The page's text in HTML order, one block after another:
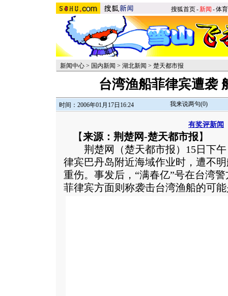
搜狐首页-新闻 -体育
新闻中心 > 国内新闻 > 湖北新闻 > 楚天都市报
台湾渔船菲律宾遭袭
时间：2006年01月17日16:24 我来说两句(0)
有奖评新闻
【来源：荆楚网-楚天都市报 】
荆楚网（楚天都市报）15日下午
律宾巴丹岛附近海域作业时，遭不
重伤。事发后，“满春亿”号在台湾
菲律宾方面则称袭击台湾渔船的可